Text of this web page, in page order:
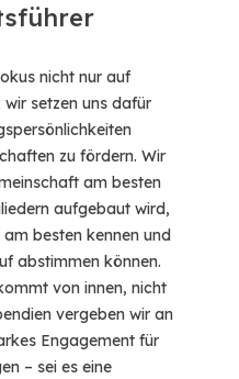
nicht nur auf
setzen uns dafür
zu fördern. Wir
am besten
aufgebaut wird,
besten kennen und
abstimmen können.
von innen, nicht
vergeben wir an
Engagement für
– sei es eine